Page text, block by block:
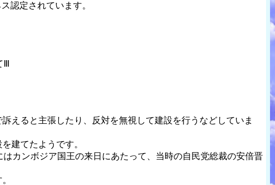
認定されています。
えると主張したり、反対を無視して建設を行うなどしていま
建てたようです。
カンボジア国王の来日にあたって、当時の自民党総裁の安倍晋